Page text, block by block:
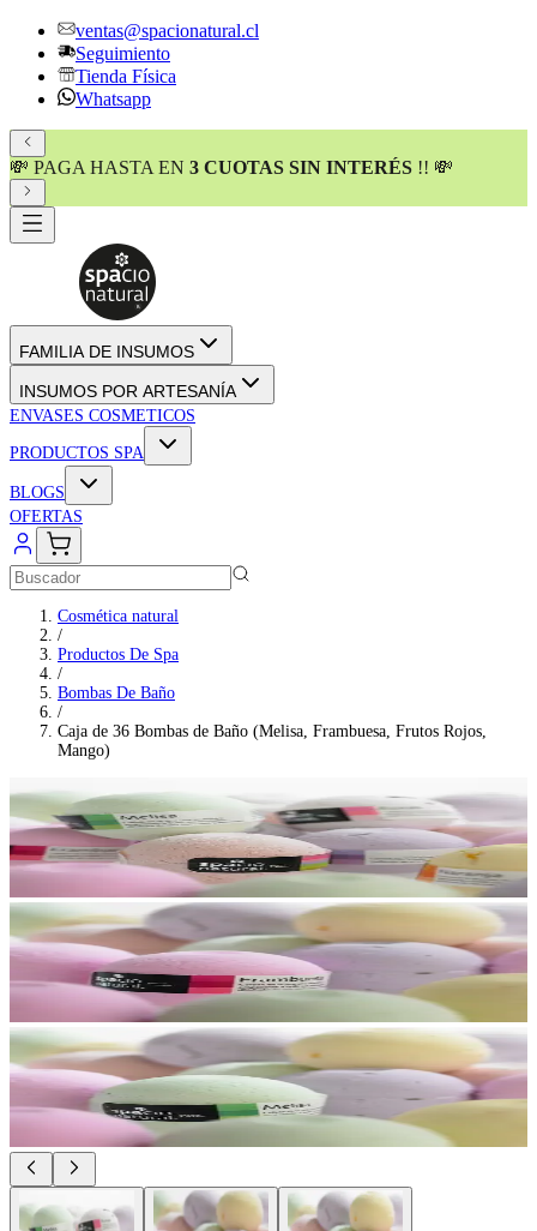
ventas@spacionatural.cl
Seguimiento
Tienda Física
Whatsapp
💸 PAGA HASTA EN 3 CUOTAS SIN INTERÉS !! 💸
FAMILIA DE INSUMOS
INSUMOS POR ARTESANÍA
ENVASES COSMETICOS
PRODUCTOS SPA
BLOGS
OFERTAS
Cosmética natural
/
Productos De Spa
/
Bombas De Baño
/
Caja de 36 Bombas de Baño (Melisa, Frambuesa, Frutos Rojos,
Mango)